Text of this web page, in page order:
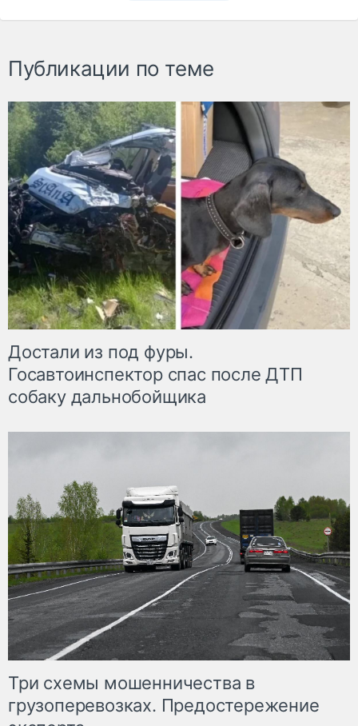
Публикации по теме
Достали из под фуры.
Госавтоинспектор спас после ДТП
собаку дальнобойщика
Три схемы мошенничества в
грузоперевозках. Предостережение